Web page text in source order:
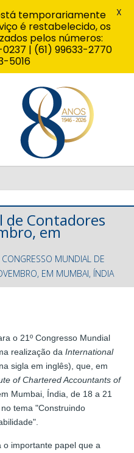
de Contadores
em
CONGRESSO MUNDIAL DE
EM MUMBAI, ÍNDIA
o 21º Congresso Mundial
realização da International
sigla em inglês), que, em
of Chartered Accountants of
Mumbai, Índia, de 18 a 21
tema "Construindo
o importante papel que a
temporariamente
é restabelecido, os
pelos números:
0237 | (61) 99633-2770
5016
X